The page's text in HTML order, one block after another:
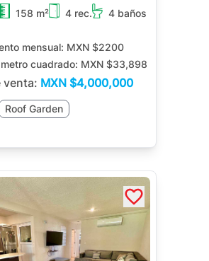
158 m² 4 rec.
4 baños
mensual: MXN $2200
cuadrado: MXN $33,898
venta: MXN $4,000,000
Roof Garden